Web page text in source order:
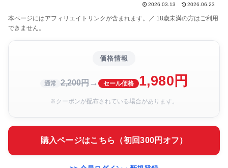
2026.03.13 2026.06.23
本ページにはアフィリエイトリンクが含まれます。／ 18歳未満の方はご利用
できません。
価格情報
通常 2,200円→ セール価格 1,980円
※クーポンが配布されている場合があります。
購入ページはこちら（初回300円オフ）